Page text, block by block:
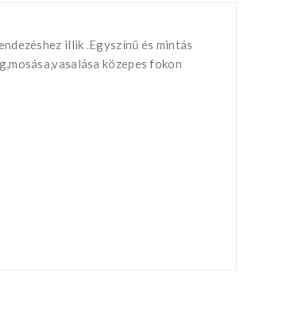
illik .Egyszínű és mintás
közepes fokon